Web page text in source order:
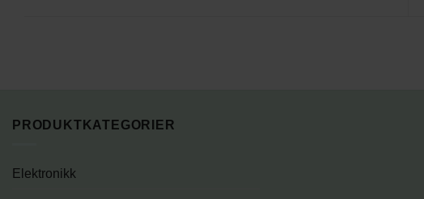
PRODUKTKATEGORIER
Elektronikk